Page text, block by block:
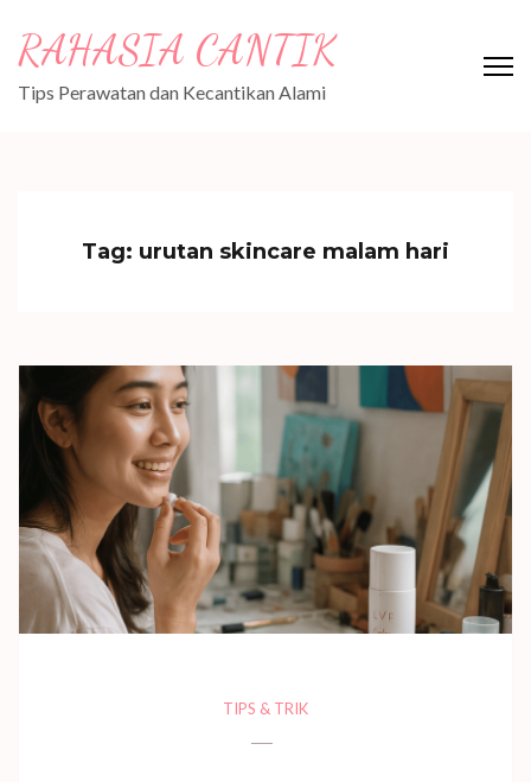
content
(Press
RAHASIA CANTIK
Tips Perawatan dan Kecantikan Alami
Tag: urutan skincare malam hari
TIPS & TRIK